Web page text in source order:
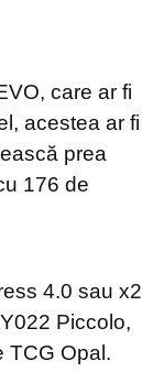
care ar fi
acestea ar fi
prea
176 de
4.0 sau x2
Piccolo,
TCG Opal.